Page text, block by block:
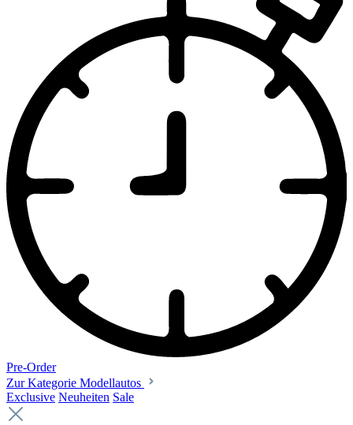
Pre-Order
Zur Kategorie Modellautos
Exclusive Neuheiten Sale